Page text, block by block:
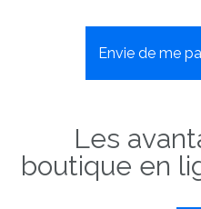
Envie de me
Les
boutique en